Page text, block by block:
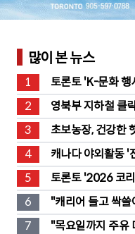
많이 본 뉴스
1
토론토 'K-문화 행
2
영북부 지하철 클
트리트 바뀐다”
3
초보농장, 건강한
도 판매
4
캐나다 야외활동
처법은?
5
토론토 '2026 코
6
"캐리어 들고 싹
훔친 물건 재유통
7
"목요일까지 주유